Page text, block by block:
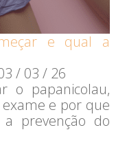
e qual a
/ 03 / 26
o papanicolau,
e por que
prevenção do